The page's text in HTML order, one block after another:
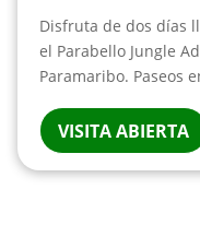
Disfruta de dos días
el Parabello Jungle
Paramaribo. Paseos
VISITA ABIERTA